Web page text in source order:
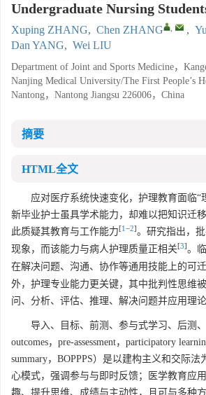
Undergraduate Nursing
Xuping ZHANG, Chen ZHANG , ,
Dan YANG, Wei LIU
Department of Joint and Sports Medicine，
Nanjing Medical University/The First People’s
Nantong，Nantong Jiangsu 226006，China
摘要
HTML全文
应对医疗系统快速变化，护理教育面临“
新毕业护士虽具学术能力，却难以把知识迁
此质疑其教育与工作能力[1 −2]。研究指出，
现象，而该能力与病人护理质量正相关[3]。
在解决问题、沟通、协作等通用技能上的可
外，护理专业能力更关键，其中批判性思维
问、分析、评估、推理、解决问题并应用理
导入、目标、前测、参与式学习、后测、
outcomes，pre-assessment，participatory
summary，BOPPPS）是以建构主义和交际
心模式，强调参与与即时反馈；医学教育应
趣、提升思维、成绩与主动性，且可与多种